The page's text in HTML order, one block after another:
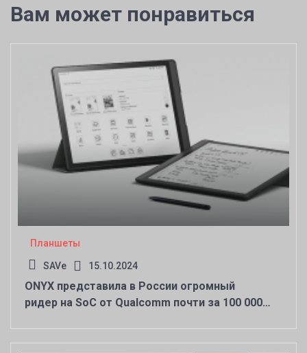
Вам может понравиться
Планшеты
SAVe 15.10.2024
ONYX представила в России огромный
ридер на SoC от Qualcomm почти за 100 000